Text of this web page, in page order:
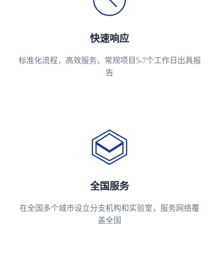
快速响应
标准化流程，高效服务，常规项目5-7个工作日出具报
告
全国服务
在全国多个城市设立分支机构和实验室，服务网络覆
盖全国